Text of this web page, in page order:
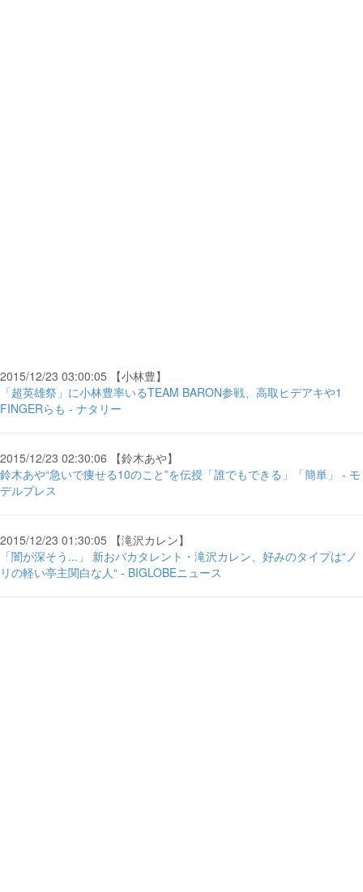
2015/12/23 03:00:05 【小林豊】
「超英雄祭」に小林豊率いるTEAM BARON参戦、高取ヒデアキや1
FINGERらも - ナタリー
2015/12/23 02:30:06 【鈴木あや】
鈴木あや“急いで痩せる10のこと”を伝授「誰でもできる」「簡単」 - モ
デルプレス
2015/12/23 01:30:05 【滝沢カレン】
「闇が深そう...」 新おバカタレント・滝沢カレン、好みのタイプは“ノ
リの軽い亭主関白な人“ - BIGLOBEニュース